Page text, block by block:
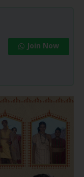
Join Now